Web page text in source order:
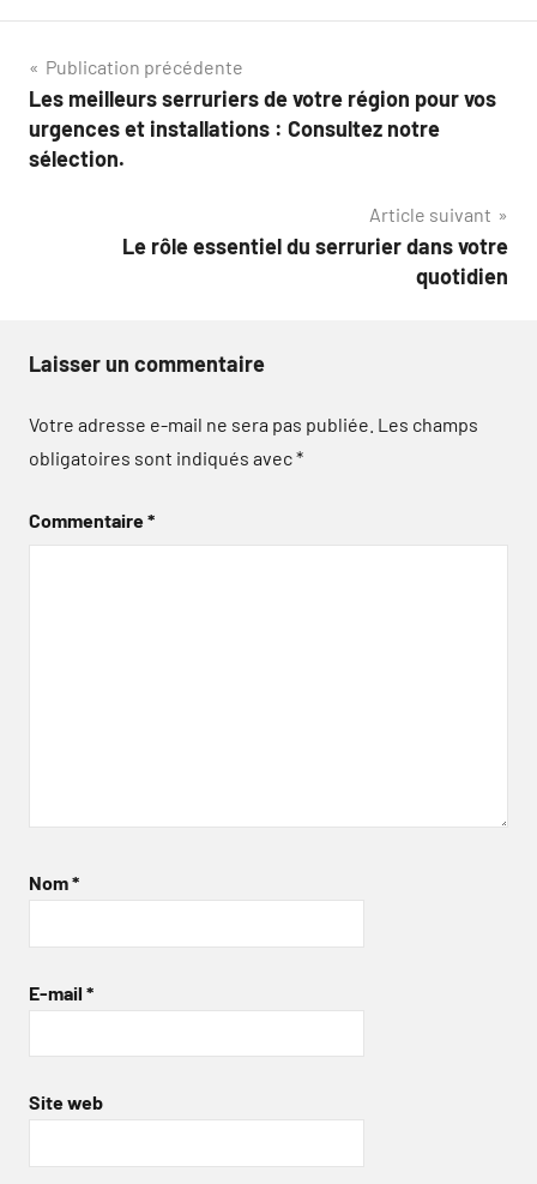
Navigation
de
l’article
Publication précédente
Les meilleurs serruriers de votre région pour vos
urgences et installations : Consultez notre
sélection.
Article suivant
Le rôle essentiel du serrurier dans votre
quotidien
Laisser un commentaire
Votre adresse e-mail ne sera pas publiée. Les champs
obligatoires sont indiqués avec*
Commentaire*
Nom*
E-mail *
Site web